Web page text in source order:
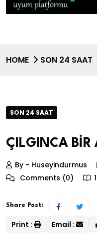
HOME SON 24 SAAT
SON 24 SAAT
ÇILGINCA BİR
By - Huseyindurmus
Comments (0)
Share Post:
Print : Email :